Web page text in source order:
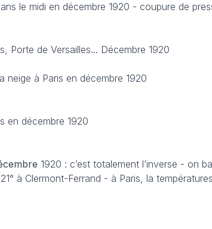
le midi en décembre 1920 - coupure de
Porte de Versailles... Décembre 1920
neige à Paris en décembre 1920
en décembre 1920
1920 : c’est totalement l’inverse - on
à Clermont-Ferrand - à Paris, la